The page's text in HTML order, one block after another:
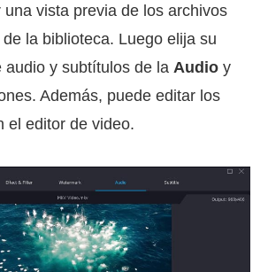
una vista previa de los archivos
la biblioteca. Luego elija su
audio y subtítulos de la Audio y
Además, puede editar los
el editor de video.